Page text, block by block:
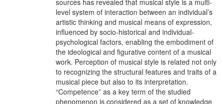
sources has revealed that musical style is a multi-
level system of interaction between an individual’s
artistic thinking and musical means of expression,
influenced by socio-historical and individual-
psychological factors, enabling the embodiment of
the ideological and figurative content of a musical
work. Perception of musical style is related not only
to recognizing the structural features and traits of a
musical piece but also to its interpretation.
“Competence” as a key term of the studied
phenomenon is considered as a set of knowledge,